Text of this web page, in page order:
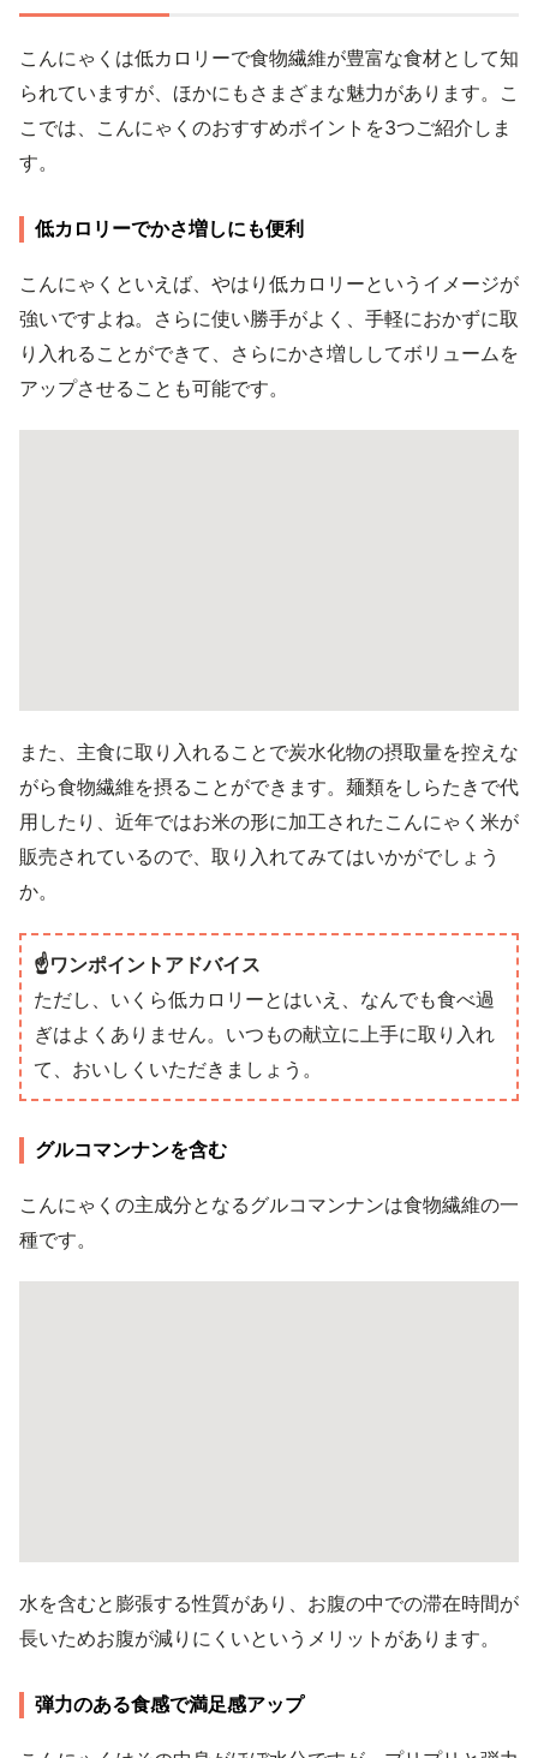
こんにゃくは低カロリーで食物繊維が豊富な食材として知
られていますが、ほかにもさまざまな魅力があります。こ
こでは、こんにゃくのおすすめポイントを3つご紹介しま
す。
低カロリーでかさ増しにも便利
こんにゃくといえば、やはり低カロリーというイメージが
強いですよね。さらに使い勝手がよく、手軽におかずに取
り入れることができて、さらにかさ増ししてボリュームを
アップさせることも可能です。
また、主食に取り入れることで炭水化物の摂取量を控えな
がら食物繊維を摂ることができます。麺類をしらたきで代
用したり、近年ではお米の形に加工されたこんにゃく米が
販売されているので、取り入れてみてはいかがでしょう
か。
☝️ワンポイントアドバイス
ただし、いくら低カロリーとはいえ、なんでも食べ過
ぎはよくありません。いつもの献立に上手に取り入れ
て、おいしくいただきましょう。
グルコマンナンを含む
こんにゃくの主成分となるグルコマンナンは食物繊維の一
種です。
水を含むと膨張する性質があり、お腹の中での滞在時間が
長いためお腹が減りにくいというメリットがあります。
弾力のある食感で満足感アップ